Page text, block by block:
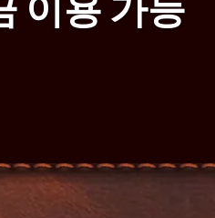
이용 가능